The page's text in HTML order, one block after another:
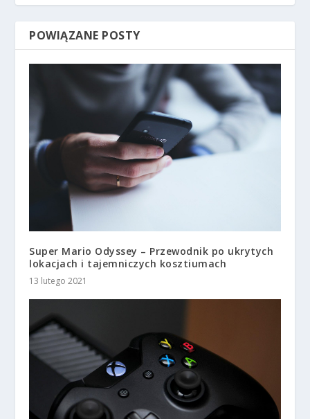
POWIĄZANE POSTY
Super Mario Odyssey – Przewodnik po ukrytych
lokacjach i tajemniczych kosztiumach
13 lutego 2021